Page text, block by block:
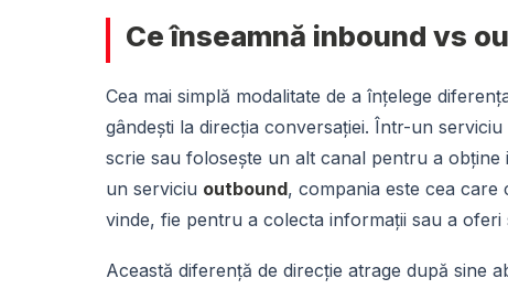
Ce înseamnă inbound vs
Cea mai simplă modalitate de a înțelege
gândești la direcția conversației. Într-un serviciu
scrie sau folosește un alt canal pentru a
un serviciu outbound, compania este cea
vinde, fie pentru a colecta informații sau a oferi
Această diferență de direcție atrage după sine